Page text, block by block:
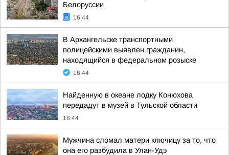
Белоруссии
16:44
В Архангельске транспортными
полицейскими выявлен гражданин,
находящийся в федеральном розыске
16:44
Найденную в океане лодку Конюхова
передадут в музей в Тульской области
16:44
Мужчина сломал матери ключицу за то, что
она его разбудила в Улан-Удэ